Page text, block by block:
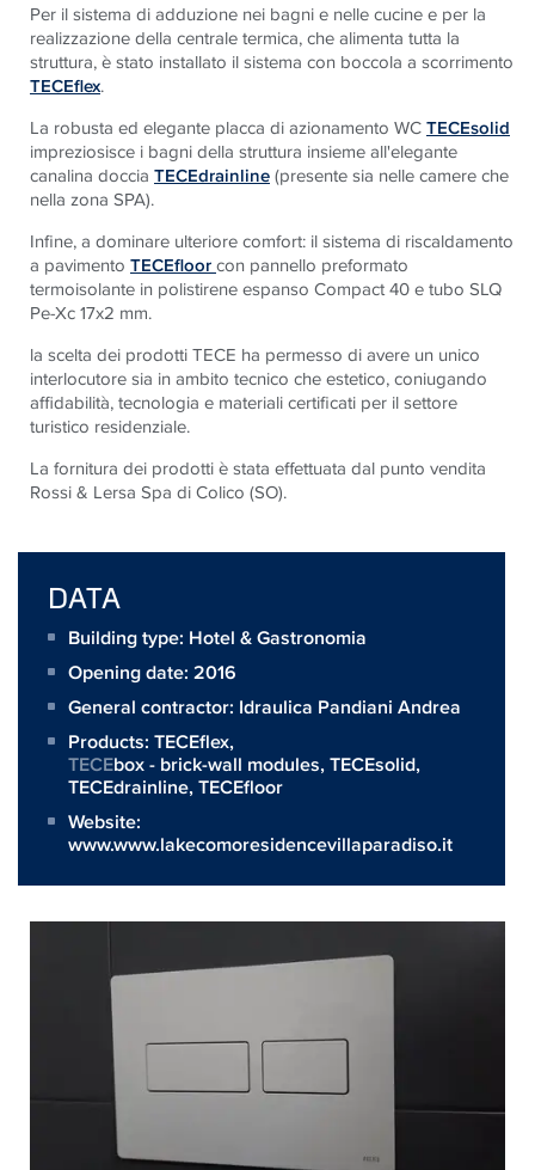
Per il sistema di adduzione nei bagni e nelle cucine e per la
realizzazione della centrale termica, che alimenta tutta la
struttura, è stato installato il sistema con boccola a scorrimento
TECEflex.
La robusta ed elegante placca di azionamento WCTECEsolid
impreziosisce i bagni della struttura insieme all'elegante
canalina doccia TECEdrainline(presente sia nelle camere che
nella zona SPA).
Infine, a dominare ulteriore comfort: il sistema di riscaldamento
a pavimento TECEfloorcon pannello preformato
termoisolante in polistirene espanso Compact 40 e tubo SLQ
Pe-Xc 17x2 mm.
la scelta dei prodotti TECE ha permesso di avere un unico
interlocutore sia in ambito tecnico che estetico, coniugando
affidabilità, tecnologia e materiali certificati per il settore
turistico residenziale.
La fornitura dei prodotti è stata effettuata dal punto vendita
Rossi & Lersa Spa di Colico (SO).
DATA
Building type: Hotel & Gastronomia
Opening date: 2016
General contractor: Idraulica Pandiani Andrea
Products: TECEflex,
TECEbox - brick-wall modules,TECEsolid,
TECEdrainline,TECEfloor
Website:
www.www.lakecomoresidencevillaparadiso.it